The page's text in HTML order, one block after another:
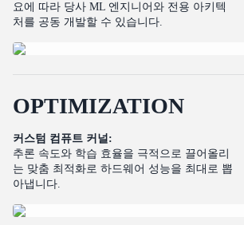
요에 따라 당사 ML 엔지니어와 전용 아키텍
처를 공동 개발할 수 있습니다.
커스텀 컴퓨트 커널:
추론 속도와 학습 효율을 극적으로 끌어올리
는 맞춤 최적화로 하드웨어 성능을 최대로 뽑
아냅니다.
OPTIMIZATION